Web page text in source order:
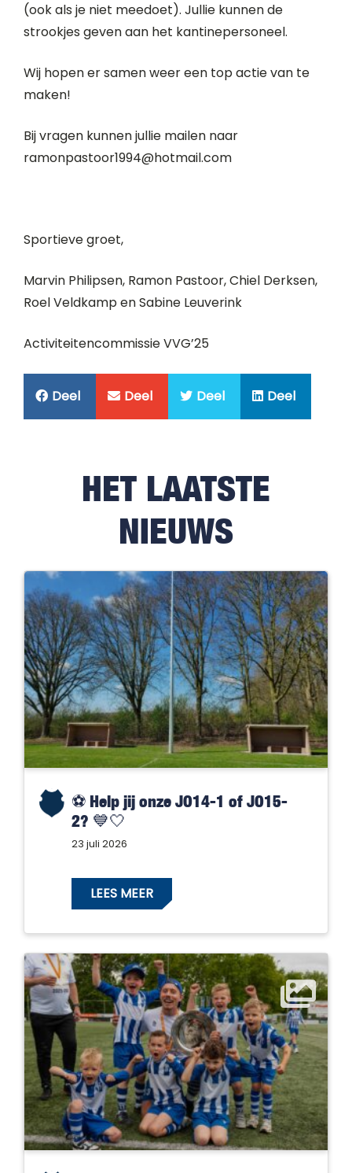
(ook als je niet meedoet). Jullie kunnen de
strookjes geven aan het kantinepersoneel.
Wij hopen er samen weer een top actie van te
maken!
Bij vragen kunnen jullie mailen naar
ramonpastoor1994@hotmail.com
Sportieve groet,
Marvin Philipsen, Ramon Pastoor, Chiel Derksen,
Roel Veldkamp en Sabine Leuverink
Activiteitencommissie VVG’25
Deel Deel Deel Deel
HET LAATSTE
NIEUWS
⚽️ Help jij onze JO14-1 of JO15-
2? 💙🤍
23 juli 2026
LEES MEER